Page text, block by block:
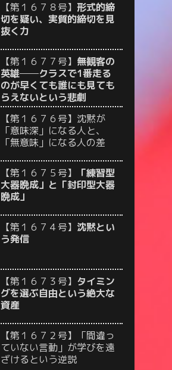
【第１６７８号】 形式的締
切を疑い、実質的締切を見
抜く力
【第１６７７号】 無観客の
英雄──クラスで1番走る
のが早くても誰にも見ても
らえないという悲劇
【第１６７６号】沈黙が
「意味深」になる人と、
「無意味」になる人の差
【第１６７５号】
「練習型
大器晩成」と「封印型大器
晩成」
【第１６７４号】 沈黙とい
う発信
【第１６７３号】 タイミン
グを選ぶ自由という絶大な
資産
【第１６７２号】「間違っ
ていない言動」が学びを遠
ざけるという逆説